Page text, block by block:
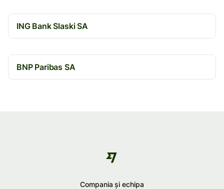
ING Bank Slaski SA
BNP Paribas SA
Compania și echipa